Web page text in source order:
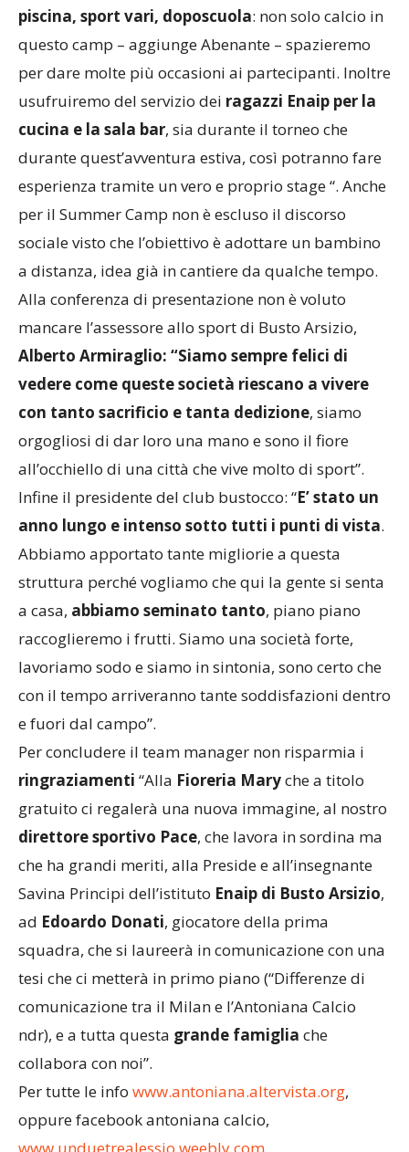
piscina, sport vari, doposcuola: non solo calcio in
questo camp – aggiunge Abenante – spazieremo
per dare molte più occasioni ai partecipanti. Inoltre
usufruiremo del servizio dei ragazzi Enaip per la
cucina e la sala bar, sia durante il torneo che
durante quest’avventura estiva, così potranno fare
esperienza tramite un vero e proprio stage “. Anche
per il Summer Camp non è escluso il discorso
sociale visto che l’obiettivo è adottare un bambino
a distanza, idea già in cantiere da qualche tempo.
Alla conferenza di presentazione non è voluto
mancare l’assessore allo sport di Busto Arsizio,
Alberto Armiraglio: “Siamo sempre felici di
vedere come queste società riescano a vivere
con tanto sacrificio e tanta dedizione, siamo
orgogliosi di dar loro una mano e sono il fiore
all’occhiello di una città che vive molto di sport”.
Infine il presidente del club bustocco: “E’ stato un
anno lungo e intenso sotto tutti i punti di vista.
Abbiamo apportato tante migliorie a questa
struttura perché vogliamo che qui la gente si senta
a casa, abbiamo seminato tanto, piano piano
raccoglieremo i frutti. Siamo una società forte,
lavoriamo sodo e siamo in sintonia, sono certo che
con il tempo arriveranno tante soddisfazioni dentro
e fuori dal campo”.
Per concludere il team manager non risparmia i
ringraziamenti “Alla Fioreria Maryche a titolo
gratuito ci regalerà una nuova immagine, al nostro
direttore sportivo Pace, che lavora in sordina ma
che ha grandi meriti, alla Preside e all’insegnante
Savina Principi dell’istituto Enaip di Busto Arsizio,
ad Edoardo Donati, giocatore della prima
squadra, che si laureerà in comunicazione con una
tesi che ci metterà in primo piano (“Differenze di
comunicazione tra il Milan e l’Antoniana Calcio
ndr), e a tutta questa grande famiglia che
collabora con noi”.
Per tutte le info www.antoniana.altervista.org,
oppure facebook antoniana calcio,